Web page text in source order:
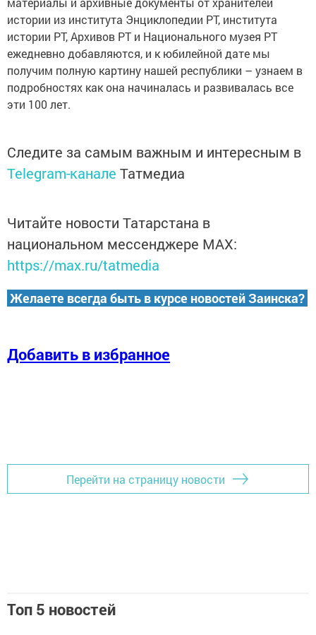
истории из института Энциклопедии РТ, института
истории РТ, Архивов РТ и Национального музея РТ
ежедневно добавляются, и к юбилейной дате мы
получим полную картину нашей республики – узнаем в
подробностях как она начиналась и развивалась все
эти 100 лет.
Следите за самым важным и интересным в
Telegram-канале Татмедиа
Читайте новости Татарстана в
национальном мессенджере MАХ:
https://max.ru/tatmedia
Желаете всегда быть в курсе новостей Заинска?
Добавить в избранное
Перейти на страницу новости
Топ 5 новостей